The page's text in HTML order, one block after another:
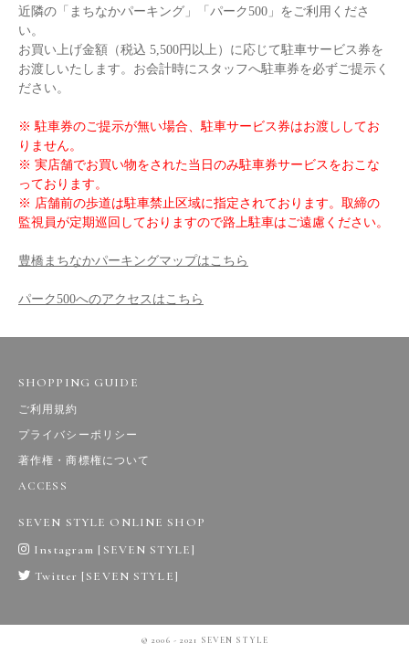
近隣の「まちなかパーキング」「パーク500」をご利用くださ
い。
お買い上げ金額（税込 5,500円以上）に応じて駐車サービス券を
お渡しいたします。お会計時にスタッフへ駐車券を必ずご提示く
ださい。
※ 駐車券のご提示が無い場合、駐車サービス券はお渡ししてお
りません。
※ 実店舗でお買い物をされた当日のみ駐車券サービスをおこな
っております。
※ 店舗前の歩道は駐車禁止区域に指定されております。取締の
監視員が定期巡回しておりますので路上駐車はご遠慮ください。
豊橋まちなかパーキングマップはこちら
パーク500へのアクセスはこちら
SHOPPING GUIDE
ご利用規約
プライバシーポリシー
著作権・商標権について
ACCESS
SEVEN STYLE ONLINE SHOP
Instagram [SEVEN STYLE]
Twitter [SEVEN STYLE]
© 2006 - 2021 SEVEN STYLE